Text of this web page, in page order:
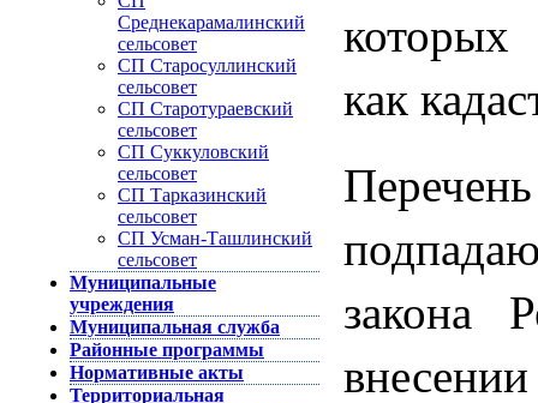
Среднекарамалинский
сельсовет
СП Старосуллинский
сельсовет
СП Старотураевский
сельсовет
СП Суккуловский
сельсовет
СП Тарказинский
сельсовет
СП Усман-Ташлинский
сельсовет
Муниципальные
учреждения
Муниципальная служба
Районные программы
Нормативные акты
Территориальная
которых
как
закона